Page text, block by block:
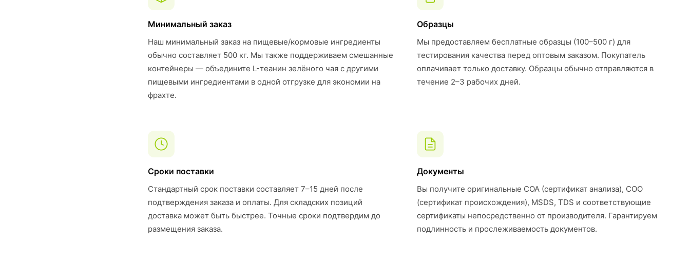
Минимальный заказ
Наш минимальный заказ на пищевые/кормовые ингредиенты
обычно составляет 500 кг. Мы также поддерживаем смешанные
контейнеры — объедините L-теанин зелёного чая с другими
пищевыми ингредиентами в одной отгрузке для экономии на
фрахте.
Образцы
Мы предоставляем бесплатные образцы (100–500 г) для
тестирования качества перед оптовым заказом. Покупатель
оплачивает только доставку. Образцы обычно отправляются в
течение 2–3 рабочих дней.
Сроки поставки
Стандартный срок поставки составляет 7–15 дней после
подтверждения заказа и оплаты. Для складских позиций
доставка может быть быстрее. Точные сроки подтвердим до
размещения заказа.
Документы
Вы получите оригинальные COA (сертификат анализа), COO
(сертификат происхождения), MSDS, TDS и соответствующие
сертификаты непосредственно от производителя. Гарантируем
подлинность и прослеживаемость документов.